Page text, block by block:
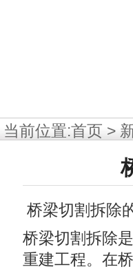
当前位置:首页 >
桥梁切割拆除
桥梁切割拆除
重建工程。在